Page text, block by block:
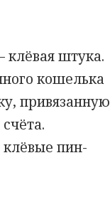
клёвая штука.
кошелька
привязанную
пин-